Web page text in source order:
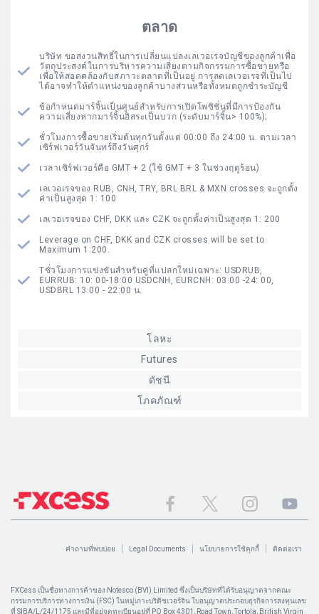
ตลาด
บริษัท ขอสงวนสิทธิ์ในการเปลี่ยนแปลงเลเวอเรจบัญชีของลูกค้าเพื่อ
วัตถุประสงค์ในการบริหารความเสี่ยงตามกิจกรรมการซื้อขายหรือ
เพื่อให้สอดคล้องกับสภาวะตลาดที่เป็นอยู่ การลดเลเวอเรจที่เป็นไป
ได้อาจทำให้ตำแหน่งของลูกค้าบางส่วนหรือทั้งหมดถูกชำระบัญชี
ข้อกำหนดมาร์จิ้นเป็นศูนย์สำหรับการเปิดโพซิชั่นที่มีการป้องกัน
ความเสี่ยงหากมาร์จิ้นอิสระเป็นบวก (ระดับมาร์จิ้น> 100%);
ชั่วโมงการซื้อขายเริ่มต้นทุกวันตั้งแต่ 00:00 ถึง 24:00 น. ตามเวลา
เซิร์ฟเวอร์วันจันทร์ถึงวันศุกร์
เวลาเซิร์ฟเวอร์คือ GMT + 2 (ใช้ GMT + 3 ในช่วงฤดูร้อน)
เลเวอเรจของ RUB, CNH, TRY, BRL BRL & MXN crosses จะถูกตั้ง
ค่าเป็นสูงสุด 1: 100
เลเวอเรจของ CHF, DKK และ CZK จะถูกตั้งค่าเป็นสูงสุด 1: 200
Leverage on CHF, DKK and CZK crosses will be set to
Maximum 1:200.
Tชั่วโมงการแข่งขันสำหรับคู่ที่แปลกใหม่เฉพาะ: USDRUB,
EURRUB: 10: 00-18:00 USDCNH, EURCNH: 03:00 -24: 00,
USDBRL 13:00 - 22:00 น.
โลหะ
Futures
ดัชนี
โภคภัณฑ์
คำถามที่พบบ่อย Legal Documents นโยบายการใช้คุกกี้ ติดต่อเรา
FXCess เป็นชื่อทางการค้าของ Notesco (BVI) Limited ซึ่งเป็นบริษัทที่ได้รับอนุญาตจากคณะ
กรรมการบริการทางการเงิน (FSC) ในหมู่เกาะบริติชเวอร์จิน ใบอนุญาตประกอบธุรกิจการลงทุนเลข
ที่ SIBA/L/24/1175 และมีที่อยู่จดทะเบียนอยู่ที่ PO Box 4301, Road Town, Tortola, British Virgin